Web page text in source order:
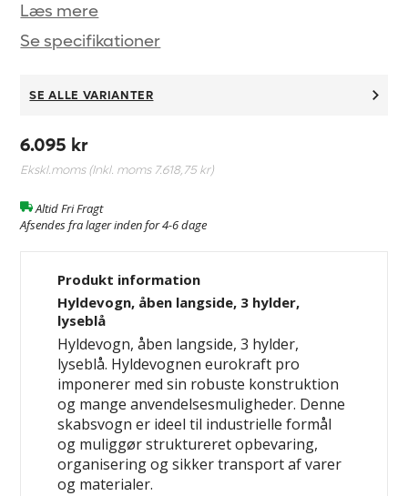
Læs mere
Se specifikationer
SE ALLE VARIANTER
6.095 kr
Ekskl.moms (Inkl. moms 7.618,75 kr)
Altid Fri Fragt
Afsendes fra lager inden for 4-6 dage
Produkt information
Hyldevogn, åben langside, 3 hylder,
lyseblå
Hyldevogn, åben langside, 3 hylder,
lyseblå. Hyldevognen eurokraft pro
imponerer med sin robuste konstruktion
og mange anvendelsesmuligheder. Denne
skabsvogn er ideel til industrielle formål
og muliggør struktureret opbevaring,
organisering og sikker transport af varer
og materialer.